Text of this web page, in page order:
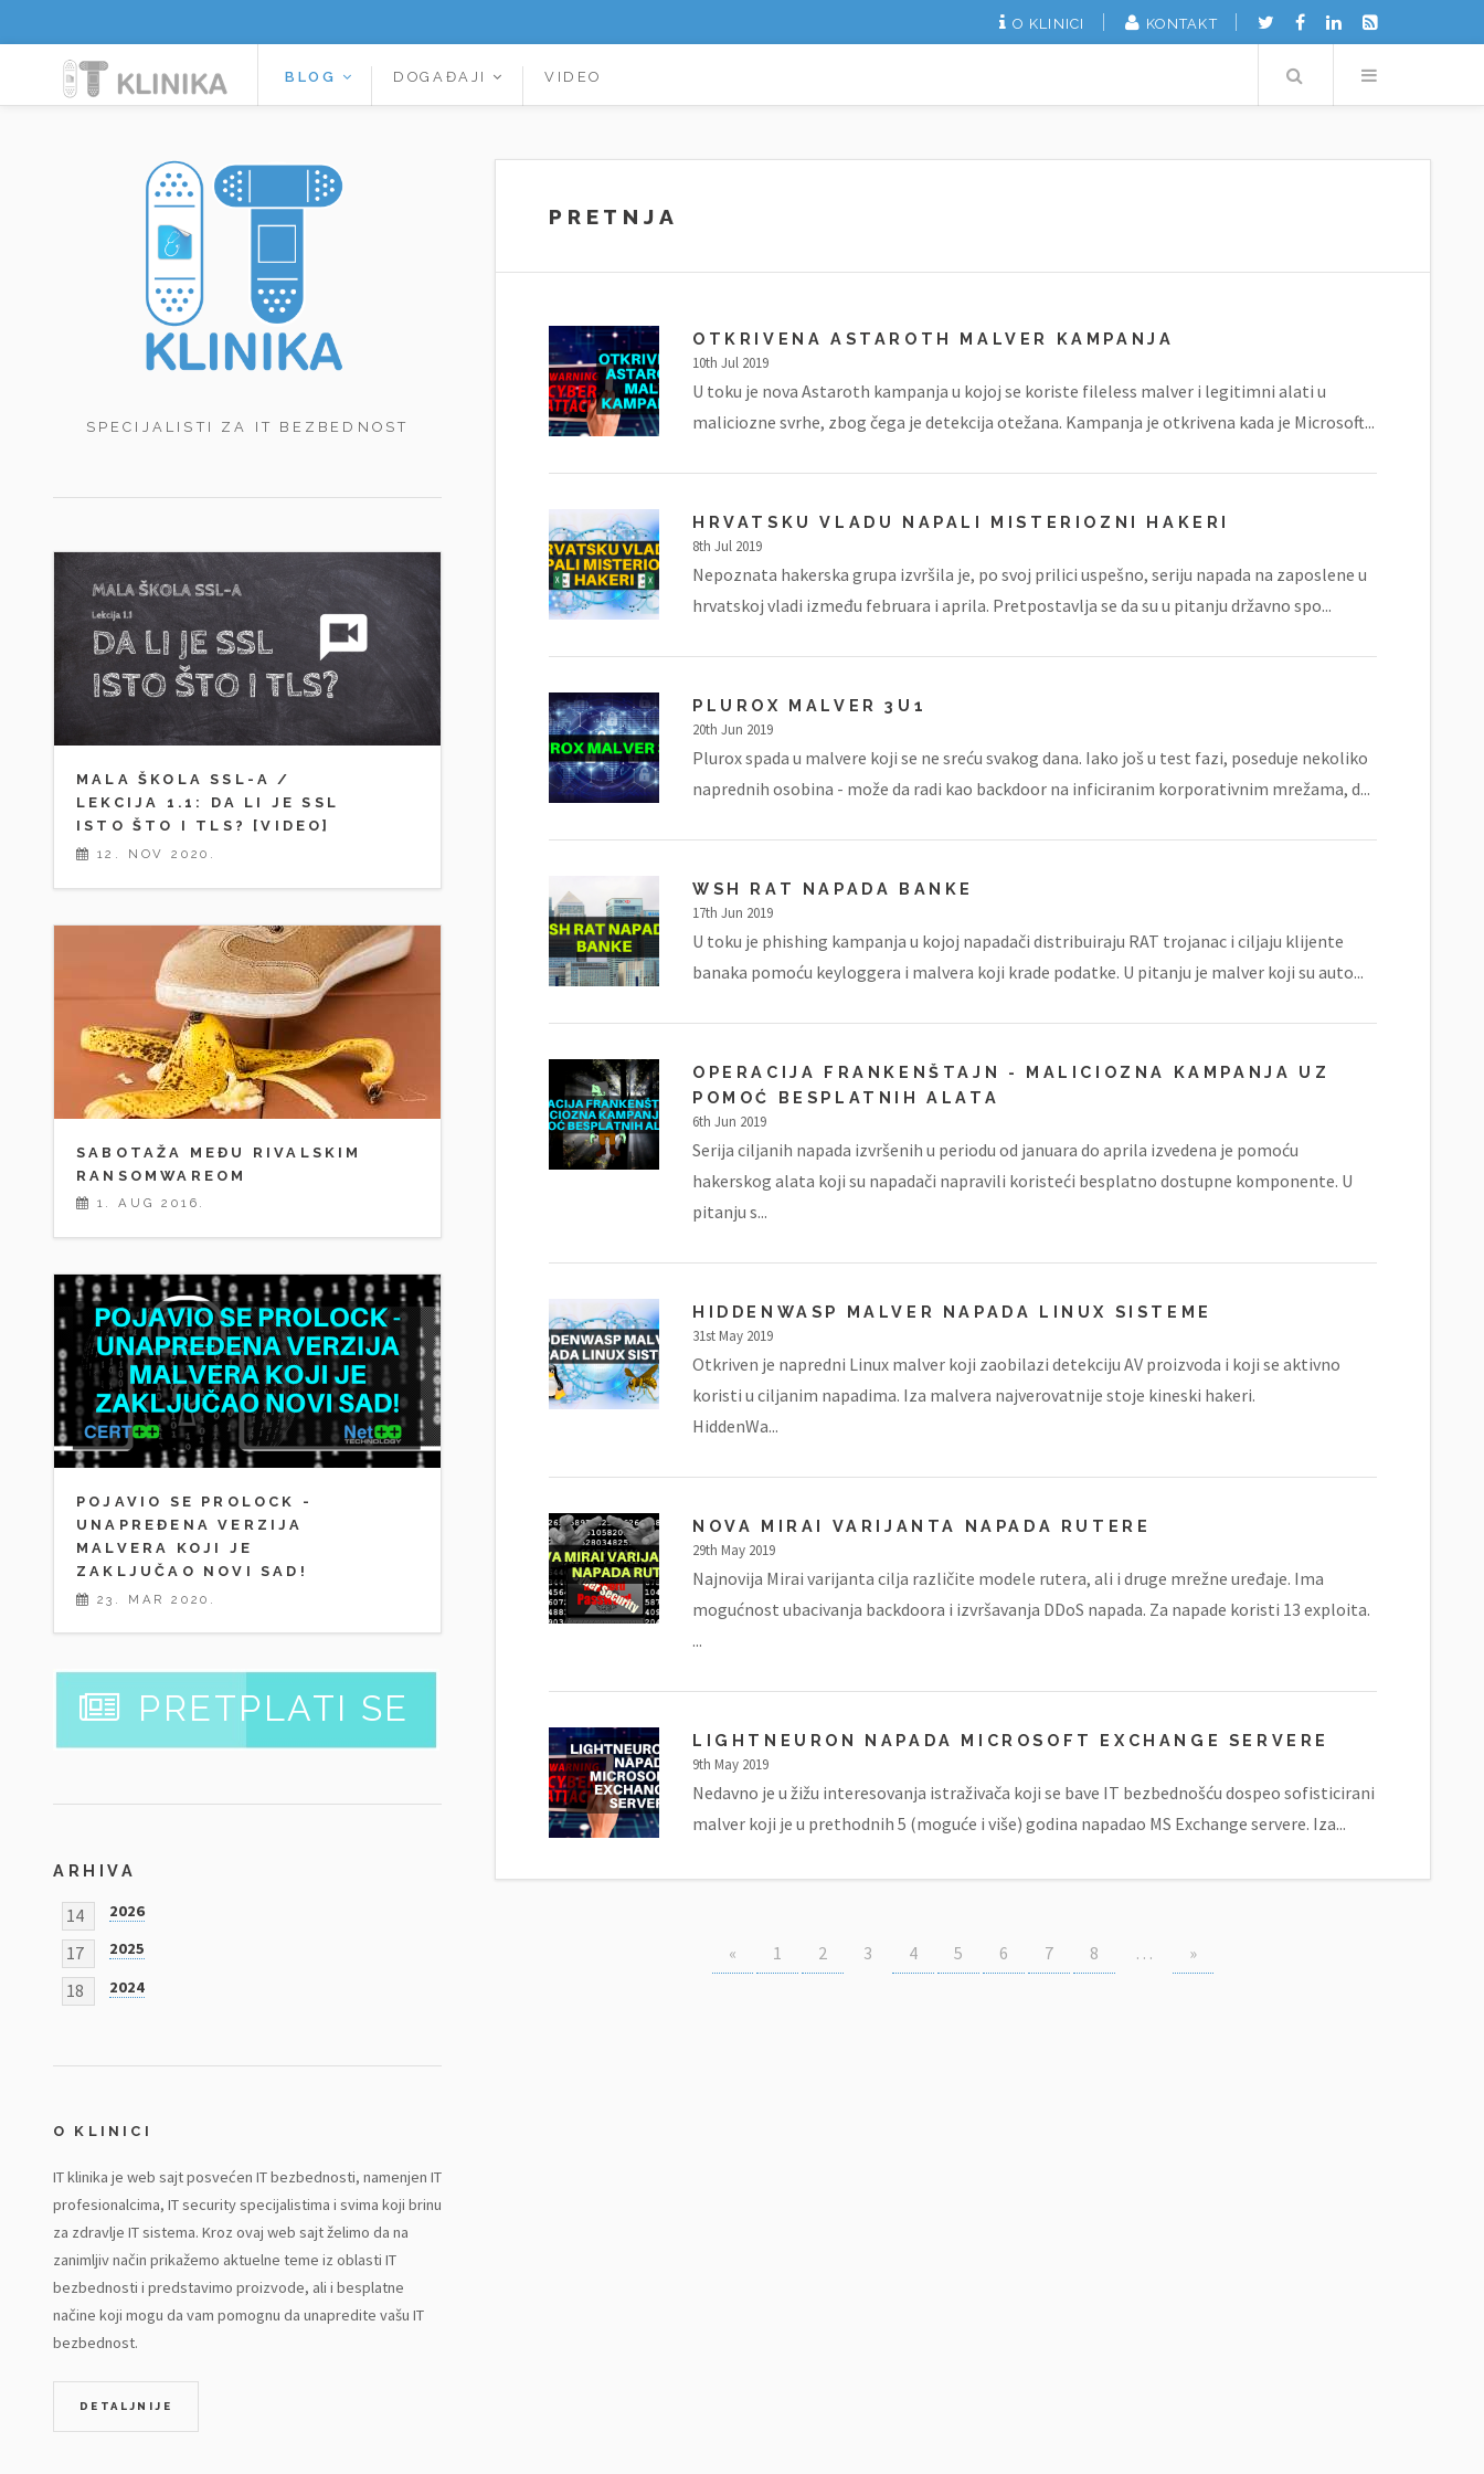
O KLINICI KONTAKT
BLOG DOGAĐAJI VIDEO Search
PRETNJA
OTKRIVENA ASTAROTH MALVER KAMPANJA
10th Jul 2019
U toku je nova Astaroth kampanja u kojoj se koriste fileless malver i legitimni alati u
maliciozne svrhe, zbog čega je detekcija otežana. Kampanja je otkrivena kada je Microsoft...
HRVATSKU VLADU NAPALI MISTERIOZNI HAKERI
8th Jul 2019
Nepoznata hakerska grupa izvršila je, po svoj prilici uspešno, seriju napada na zaposlene u
hrvatskoj vladi između februara i aprila. Pretpostavlja se da su u pitanju državno spo...
PLUROX MALVER 3U1
20th Jun 2019
Plurox spada u malvere koji se ne sreću svakog dana. Iako još u test fazi, poseduje nekoliko
naprednih osobina - može da radi kao backdoor na inficiranim korporativnim mrežama, d...
WSH RAT NAPADA BANKE
17th Jun 2019
U toku je phishing kampanja u kojoj napadači distribuiraju RAT trojanac i ciljaju klijente
banaka pomoću keyloggera i malvera koji krade podatke. U pitanju je malver koji su auto...
OPERACIJA FRANKENŠTAJN - MALICIOZNA KAMPANJA UZ
POMOĆ BESPLATNIH ALATA
6th Jun 2019
Serija ciljanih napada izvršenih u periodu od januara do aprila izvedena je pomoću
hakerskog alata koji su napadači napravili koristeći besplatno dostupne komponente. U
pitanju s...
HIDDENWASP MALVER NAPADA LINUX SISTEME
31st May 2019
Otkriven je napredni Linux malver koji zaobilazi detekciju AV proizvoda i koji se aktivno
koristi u ciljanim napadima. Iza malvera najverovatnije stoje kineski hakeri.
HiddenWa...
NOVA MIRAI VARIJANTA NAPADA RUTERE
29th May 2019
Najnovija Mirai varijanta cilja različite modele rutera, ali i druge mrežne uređaje. Ima
mogućnost ubacivanja backdoora i izvršavanja DDoS napada. Za napade koristi 13 exploita.
...
LIGHTNEURON NAPADA MICROSOFT EXCHANGE SERVERE
9th May 2019
Nedavno je u žižu interesovanja istraživača koji se bave IT bezbednošću dospeo sofisticirani
malver koji je u prethodnih 5 (moguće i više) godina napadao MS Exchange servere. Iza...
« 1 2 3 4 5 6 7 8 … »
SPECIJALISTI ZA IT BEZBEDNOST
MALA ŠKOLA SSL-A /
LEKCIJA 1.1: DA LI JE SSL
ISTO ŠTO I TLS? [VIDEO]
12. NOV 2020.
SABOTAŽA MEĐU RIVALSKIM
RANSOMWAREOM
1. AUG 2016.
POJAVIO SE PROLOCK -
UNAPREĐENA VERZIJA
MALVERA KOJI JE
ZAKLJUČAO NOVI SAD!
23. MAR 2020.
PRETPLATI SE
ARHIVA
14 2026
17 2025
18 2024
O KLINICI
IT klinika je web sajt posvećen IT bezbednosti, namenjen IT
profesionalcima, IT security specijalistima i svima koji brinu
za zdravlje IT sistema. Kroz ovaj web sajt želimo da na
zanimljiv način prikažemo aktuelne teme iz oblasti IT
bezbednosti i predstavimo proizvode, ali i besplatne
načine koji mogu da vam pomognu da unapredite vašu IT
bezbednost.
DETALJNIJE